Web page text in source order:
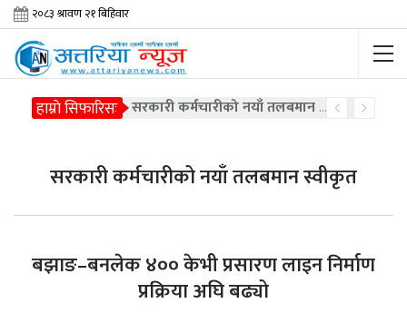
हाम्राे सिफारिसः सरकारी कर्मचारीको नयाँ तलबमान स्वीकृत
सरकारी कर्मचारीको नयाँ तलबमान स्वीकृत
बझाङ–बनलेक ४०० केभी प्रसारण लाइन निर्माण
प्रक्रिया अघि बढ्यो